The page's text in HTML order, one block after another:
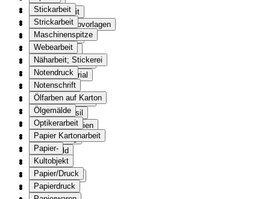
Schnitzarbeit
Schönschreibvorlagen
Schreibarbeit
Schreibgerät
Zeichnungsgerät
Schreibmaterial
Schreibpult
Schreibstübelein
Schreibutensil
Schreibutensilien
Schreibzeug
Schriftbild
Schulheft
Schulmaterial
Sieb
Stickarbeit
Strickarbeit
Maschinenspitze
Webearbeit
Näharbeit; Stickerei
Notendruck
Notenschrift
Ölfarben auf Karton
Ölgemälde
Optikerarbeit
Papier Kartonarbeit
Papier-
Kultobjekt
Papier/Druck
Papierdruck